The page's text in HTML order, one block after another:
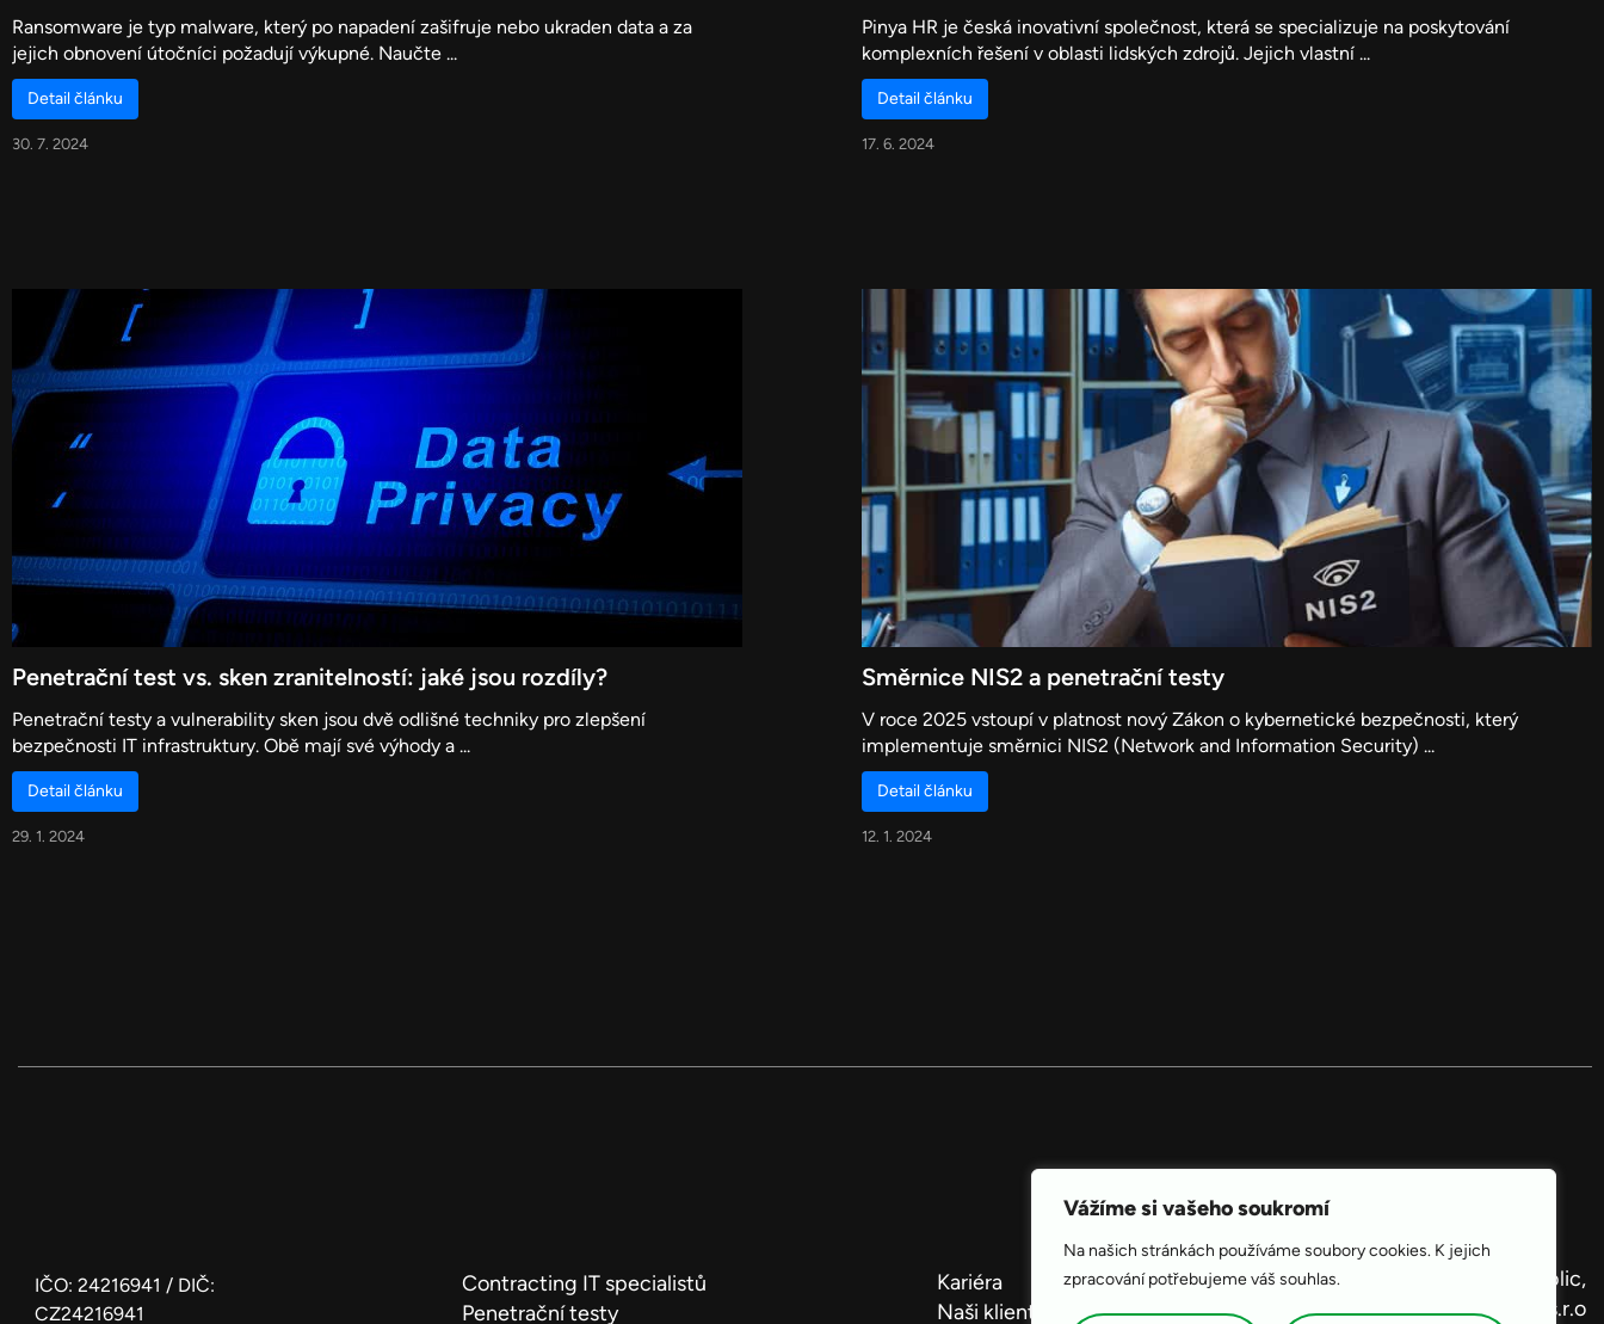
Vážíme si vašeho soukromí
Na našich stránkách používáme soubory cookies. K jejich
zpracování potřebujeme váš souhlas.
Ransomware je typ malware, který po napadení zašifruje nebo ukraden data a za
jejich obnovení útočníci požadují výkupné. Naučte ...
Detail článku
30. 7. 2024
Pinya HR je česká inovativní společnost, která se specializuje na poskytování
komplexních řešení v oblasti lidských zdrojů. Jejich vlastní ...
Detail článku
17. 6. 2024
Penetrační test vs. sken zranitelností: jaké jsou rozdíly?
Penetrační testy a vulnerability sken jsou dvě odlišné techniky pro zlepšení
bezpečnosti IT infrastruktury. Obě mají své výhody a ...
Detail článku
29. 1. 2024
Směrnice NIS2 a penetrační testy
V roce 2025 vstoupí v platnost nový Zákon o kybernetické bezpečnosti, který
implementuje směrnici NIS2 (Network and Information Security) ...
Detail článku
12. 1. 2024
IČO: 24216941 / DIČ:
CZ24216941
Contracting IT specialistů
Penetrační testy
Kariéra
Naši klienti
Integra Czech Republic,
s.r.o